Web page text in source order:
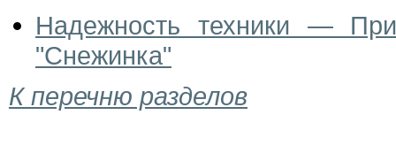
Надежность техники —
"Снежинка"
К перечню разделов